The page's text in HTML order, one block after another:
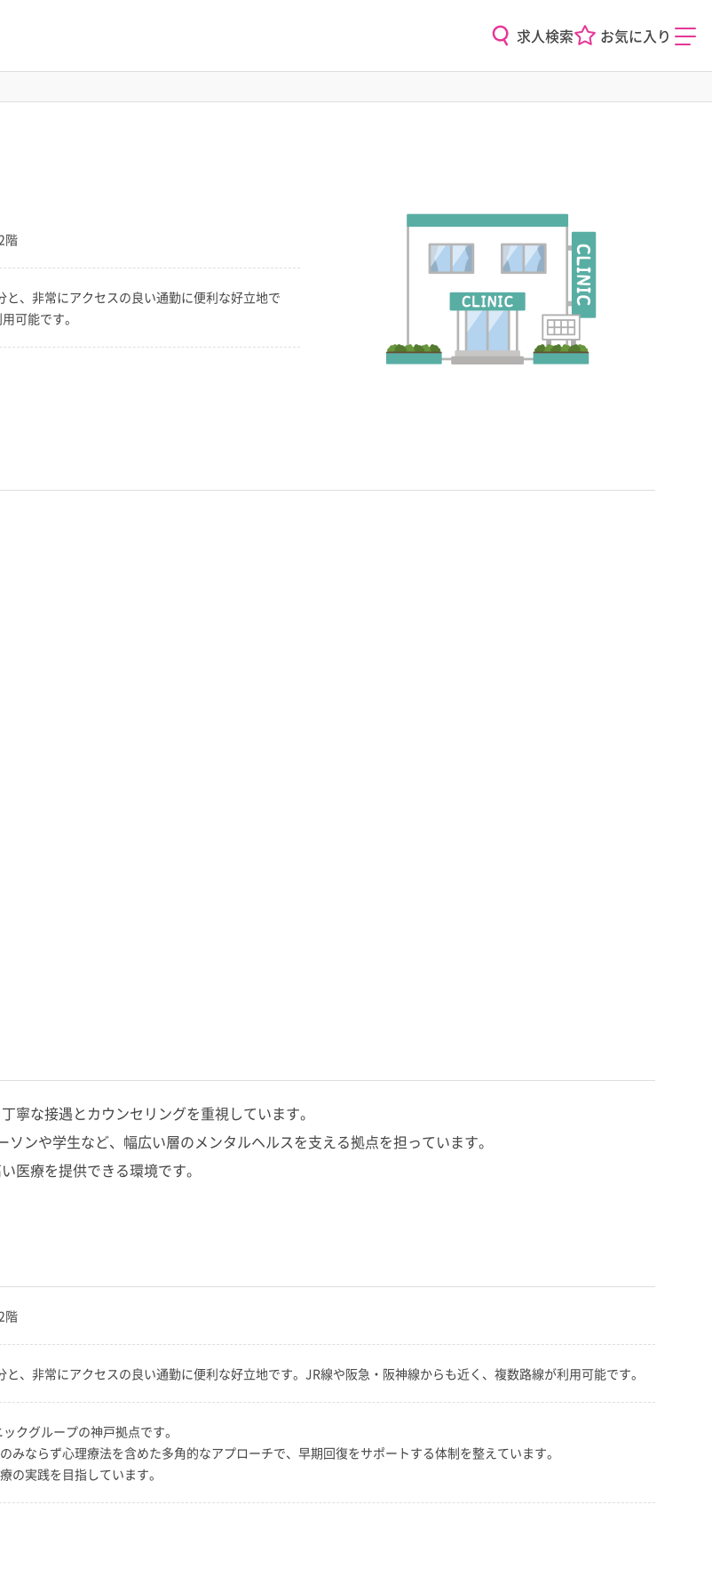
求人検索 お気に入り
階
、非常にアクセスの良い通勤に便利な好立地で
可能です。
寧な接遇とカウンセリングを重視しています。
ンや学生など、幅広い層のメンタルヘルスを支える拠点を担っています。
医療を提供できる環境です。
階
、非常にアクセスの良い通勤に便利な好立地です。JR線や阪急・阪神線からも近く、複数路線が利用可能です。
クグループの神戸拠点です。
ならず心理療法を含めた多角的なアプローチで、早期回復をサポートする体制を整えています。
の実践を目指しています。